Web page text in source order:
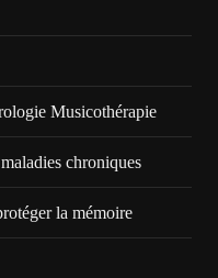
Musicothérapie
chroniques
la mémoire